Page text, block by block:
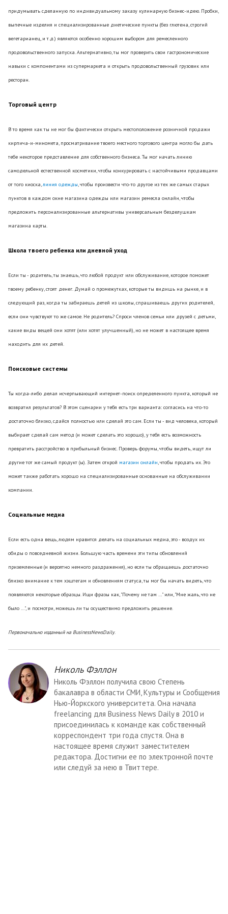
придумывать сделанную по индивидуальному заказу кулинарную бизнес-идею. Пробки,
выпечные изделия и специализированные диетические пункты (без глютена, строгий
вегетарианец, и т.д.) являются особенно хорошим выбором для ремесленного
продовольственного запуска. Альтернативно, ты мог проверить свои гастрономические
навыки с компонентами из супермаркета и открыть продовольственный грузовик или
ресторан.
Торговый центр
В то время как ты не мог бы фактически открыть местоположение розничной продажи
кирпича-и-миномета, просматривание твоего местного торгового центра могло бы дать
тебе некоторое представление для собственного бизнеса. Ты мог начать линию
самодельной естественной косметики, чтобы конкурировать с настойчивыми продавцами
от того киоска,линия одежды, чтобы произвести что-то другое из тех же самых старых
пунктов в каждом окне магазина одежды или магазин ремесла онлайн, чтобы
предложить персонализированные альтернативы универсальным безделушкам
магазина карты.
Школа твоего ребенка или дневной уход
Если ты - родитель, ты знаешь, что любой продукт или обслуживание, которое поможет
твоему ребенку, стоят денег. Думай о промежутках, которые ты видишь на рынке, и в
следующий раз, когда ты забираешь детей из школы, спрашиваешь других родителей,
если они чувствуют то же самое. Не родитель? Спроси членов семьи или друзей с детьми,
какие виды вещей они хотят (или хотят улучшенный), но не может в настоящее время
находить для их детей.
Поисковые системы
Ты когда-либо делал исчерпывающий интернет-поиск определенного пункта, который не
возвратил результатов? В этом сценарии у тебя есть три варианта: согласись на что-то
достаточно близко, сдайся полностью или сделай это сам. Если ты - вид человека, который
выбирает сделай сам метод (и может сделать это хорошо), у тебя есть возможность
превратить расстройство в прибыльный бизнес. Проверь форумы, чтобы видеть, ищут ли
другие тот же самый продукт (ы). Затем открой магазин онлайн, чтобы продать их. Это
может также работать хорошо на специализированные основанные на обслуживании
компании.
Социальные медиа
Если есть одна вещь, людям нравится делать на социальных медиа, это - воздух их
обиды о повседневной жизни. Большую часть времени эти типы обновлений
приземленные (и вероятно немного раздражения), но если ты обращаешь достаточно
близко внимание к тем хэштегам и обновлениям статуса, ты мог бы начать видеть, что
появляются некоторые образцы. Ищи фразы как, "Почему не там …" или, "Мне жаль, что не
было …", и посмотри, можешь ли ты осуществимо предложить решение.
Первоначально изданный на BusinessNewsDaily.
Николь Фэллон
Николь Фэллон получила свою Степень
бакалавра в области СМИ, Культуры и Сообщения
Нью-Йоркского университета. Она начала
freelancing для Business News Daily в 2010 и
присоединилась к команде как собственный
корреспондент три года спустя. Она в
настоящее время служит заместителем
редактора. Достигни ее по электронной почте
или следуй за нею в Твиттере.